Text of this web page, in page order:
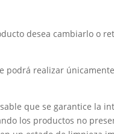
desea cambiarlo o
podrá realizar
que se garantice la
los productos no